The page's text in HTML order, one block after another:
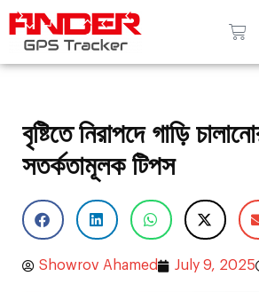
Skip
বৃষ্টিতে নিরাপদে গাড়ি
সতর্কতামূলক টিপস
Showrov Ahamed July 9, 2025